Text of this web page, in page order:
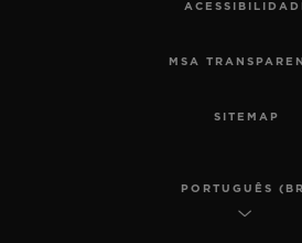
MSA
SITEMAP
PORTUGUÊS